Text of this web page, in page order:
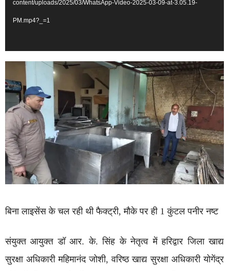
content/uploads/2025/03/WhatsApp-Video-2025-03-09-at-3.05.19-
PM.mp4?_=1
बिना लाइसेंस के चल रही थी फैक्ट्री, मौके पर ही 1 कुंटल पनीर नष्ट
संयुक्त आयुक्त डॉ आर. के. सिंह के नेतृत्व में हरिद्वार जिला खाद्य
सुरक्षा अधिकारी महिमानंद जोशी, वरिष्ठ खाद्य सुरक्षा अधिकारी योगेंद्र